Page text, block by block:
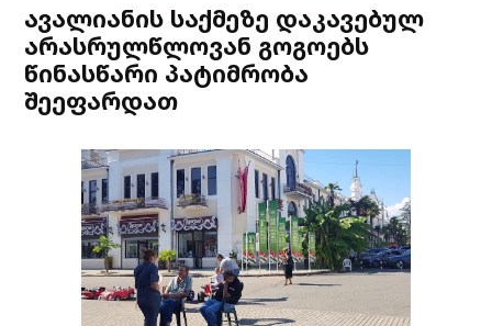
ავალიანის საქმეზე დაკავებულ
არასრულწლოვან გოგოებს
წინასწარი პატიმრობა
შეეფარდათ